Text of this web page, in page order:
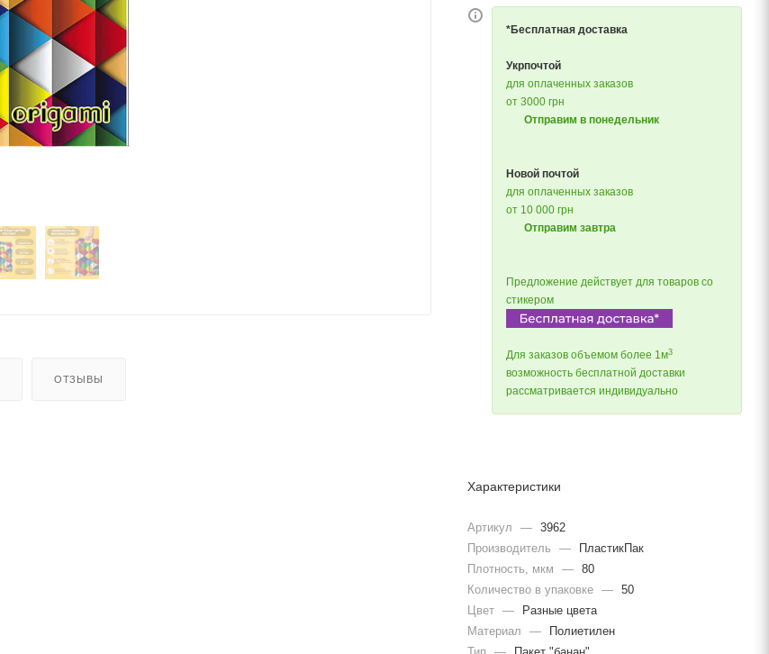
ОТЗЫВЫ
*Бесплатная доставка
Укрпочтой
для оплаченных заказов
от 3000 грн
Отправим в понедельник
Новой почтой
для оплаченных заказов
от 10 000 грн
Отправим завтра
Предложение действует для товаров со
стикером
Для заказов объемом более 1м3
возможность бесплатной доставки
рассматривается индивидуально
Характеристики
Артикул — 3962
Производитель
—
ПластикПак
Плотность, мкм
— 80
Количество в упаковке — 50
Цвет —
Разные цвета
Материал
—
Полиетилен